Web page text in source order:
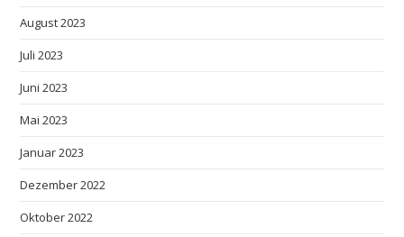
August 2023
Juli 2023
Juni 2023
Mai 2023
Januar 2023
Dezember 2022
Oktober 2022